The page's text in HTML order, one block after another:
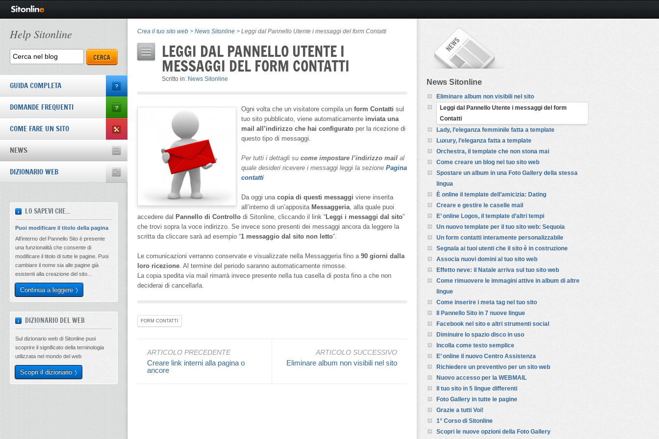
Crea il tuo sito web > News Sitonline > Leggi dal Pannello Utente i messaggi del form Contatti
LEGGI DAL PANNELLO UTENTE I
MESSAGGI DEL FORM CONTATTI
Scritto in: News Sitonline
Ogni volta che un visitatore compila un form Contatti sul
tuo sito pubblicato, viene automaticamente inviata una
mail all’indirizzo che hai configurato per la ricezione di
questo tipo di messaggi.
Per tutti i dettagli su come impostare l’indirizzo mail al
quale desideri ricevere i messaggi leggi la sezione Pagina
contatti
Da oggi una copia di questi messaggi viene inserita
all’interno di un’apposita Messaggeria, alla quale puoi
accedere dal Pannello di Controllo di Sitonline, cliccando il link “Leggi i messaggi dal sito”
che trovi sopra la voce indirizzo. Se invece sono presenti dei messaggi ancora da leggere la
scritta da cliccare sarà ad esempio “1 messaggio dal sito non letto“.
Le comunicazioni verranno conservate e visualizzate nella Messaggeria fino a 90 giorni dalla
loro ricezione. Al termine del periodo saranno automaticamente rimosse.
La copia spedita via mail rimarrà invece presente nella tua casella di posta fino a che non
deciderai di cancellarla.
FORM CONTATTI
ARTICOLO PRECEDENTE
Creare link interni alla pagina o
ancore
ARTICOLO SUCCESSIVO
Eliminare album non visibili nel sito
News Sitonline
Eliminare album non visibili nel sito
Leggi dal Pannello Utente i messaggi del form
Contatti
Lady, l’eleganza femminile fatta a template
Luxury, l’eleganza fatta a template
Orchestra, il template che non stona mai
Come creare un blog nel tuo sito web
Spostare un album in una Foto Gallery della stessa
lingua
È online il template dell’amicizia: Dating
Creare e gestire le caselle mail
E’ online Logos, il template d’altri tempi
Un nuovo template per il tuo sito web: Sequoia
Un form contatti interamente personalizzabile
Segnala ai tuoi utenti che il sito è in costruzione
Associa nuovi domini al tuo sito web
Effetto neve: il Natale arriva sul tuo sito web
Come rimuovere le immagini attive in album di altre
lingue
Come inserire i meta tag nel tuo sito
Il Pannello Sito in 7 nuove lingue
Facebook nel sito e altri strumenti social
Diminuire lo spazio disco in uso
Incolla come testo semplice
E’ online il nuovo Centro Assistenza
Richiedere un preventivo per un sito web
Nuovo accesso per la WEBMAIL
Il tuo sito in 5 lingue differenti
Foto Gallery in tutte le pagine
Grazie a tutti Voi!
1° Corso di Sitonline
Scopri le nuove opzioni della Foto Gallery
Help Sitonline
GUIDA COMPLETA
DOMANDE FREQUENTI
COME FARE UN SITO
NEWS
DIZIONARIO WEB
LO SAPEVI CHE...
Puoi modificare il titolo della pagina
All’interno del Pannello Sito è presente
una funzionalità che consente di
modificare il titolo di tutte le pagine. Puoi
cambiare il nome sia alle pagine già
esistenti alla creazione del sito...
Continua a leggere
DIZIONARIO DEL WEB
Sul dizionario web di Sitonline puoi
scoprire il significato della terninologia
utilizzata nel mondo del web
Scopri il dizionario